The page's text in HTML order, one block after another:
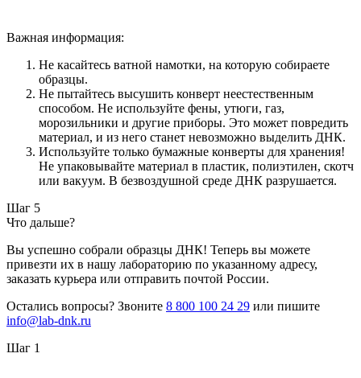
Важная информация:
Не касайтесь ватной намотки, на которую собираете
образцы.
Не пытайтесь высушить конверт неестественным
способом. Не используйте фены, утюги, газ,
морозильники и другие приборы. Это может повредить
материал, и из него станет невозможно выделить ДНК.
Используйте только бумажные конверты для хранения!
Не упаковывайте материал в пластик, полиэтилен, скотч
или вакуум. В безвоздушной среде ДНК разрушается.
Шаг 5
Что дальше?
Вы успешно собрали образцы ДНК! Теперь вы можете
привезти их в нашу лабораторию по указанному адресу,
заказать курьера или отправить почтой России.
Остались вопросы? Звоните 8 800 100 24 29 или пишите
info@lab-dnk.ru
Шаг 1